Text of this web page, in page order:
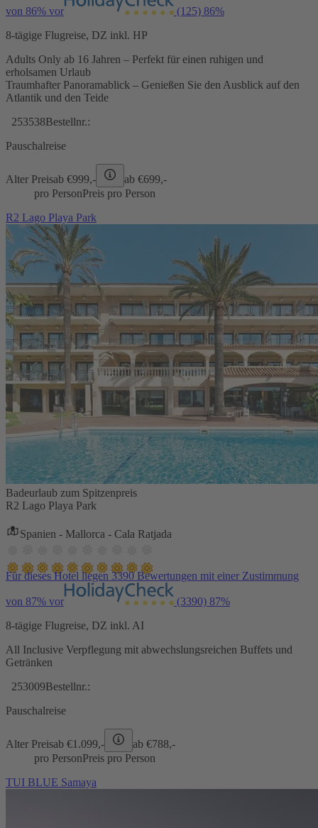
von 86% vor (125) 86%
8-tägige Flugreise, DZ inkl. HP
Adults Only ab 16 Jahren – Perfekt für einen ruhigen und
erholsamen Urlaub
Traumhafter Panoramablick – Genießen Sie den Ausblick auf den
Atlantik und den Teide
253538Bestellnr.:
Pauschalreise
Alter Preisab €999,- ab €699,-
pro PersonPreis pro Person
R2 Lago Playa Park
Badeurlaub zum Spitzenpreis
R2 Lago Playa Park
Spanien - Mallorca - Cala Ratjada
Für dieses Hotel liegen 3390 Bewertungen mit einer Zustimmung
von 87% vor (3390) 87%
8-tägige Flugreise, DZ inkl. AI
All Inclusive Verpflegung mit abwechslungsreichen Buffets und
Getränken
253009Bestellnr.:
Pauschalreise
Alter Preisab €1.099,- ab €788,-
pro PersonPreis pro Person
TUI BLUE Samaya